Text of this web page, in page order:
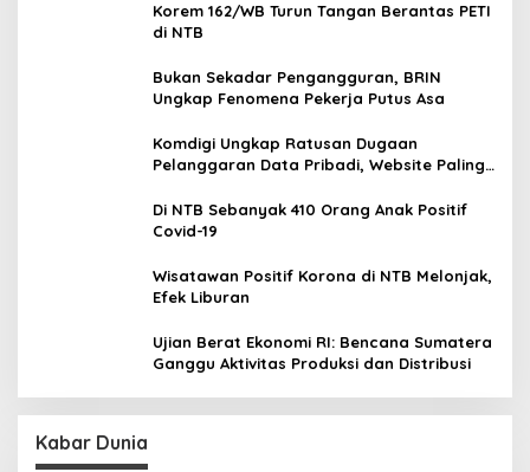
Korem 162/WB Turun Tangan Berantas PETI
di NTB
Bukan Sekadar Pengangguran, BRIN
Ungkap Fenomena Pekerja Putus Asa
Komdigi Ungkap Ratusan Dugaan
Pelanggaran Data Pribadi, Website Paling
Di NTB Sebanyak 410 Orang Anak Positif
Covid-19
Wisatawan Positif Korona di NTB Melonjak,
Efek Liburan
Ujian Berat Ekonomi RI: Bencana Sumatera
Ganggu Aktivitas Produksi dan Distribusi
Kabar Dunia